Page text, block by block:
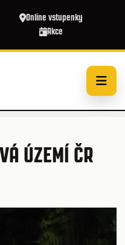
Online vstupenky
Akce
ÚZEMÍ ČR